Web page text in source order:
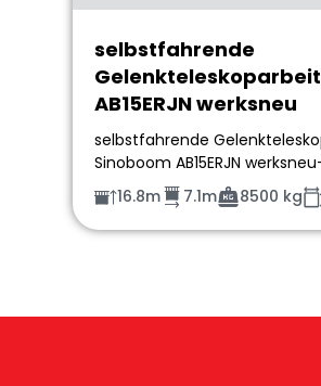
selbstfahrende
AB15ERJN werksneu
selbstfahrende
Sinoboom AB15ERJN
16.8m
7.1m 8500 kg